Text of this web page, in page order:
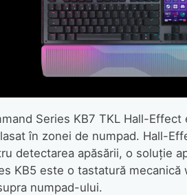
Series KB7 TKL Hall-
în zonei de numpad. Hall-
detectarea apăsării, o soluție
KB5 este o tastatură
numpad-ului.